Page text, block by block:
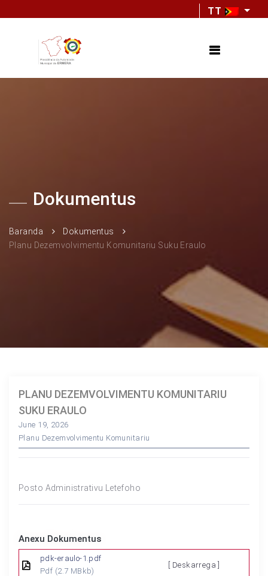
TT
Dokumentus
Baranda
Dokumentus
Planu Dezemvolvimentu Komunitariu Suku Eraulo
PLANU DEZEMVOLVIMENTU KOMUNITARIU
SUKU ERAULO
June 19, 2026
Planu Dezemvolvimentu Komunitariu
Posto Administrativu Letefoho
Anexu Dokumentus
pdk-eraulo-1.pdf
Pdf (2.7 MBkb)
[ Deskarrega ]